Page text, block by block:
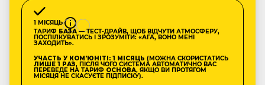
1 МІСЯЦЬ
ТАРИФ БАЗА— ТЕСТ-ДРАЙВ, ЩОБ ВІДЧУТИ АТМОСФЕРУ,
ПОСПІЛКУВАТИСЬ І ЗРОЗУМІТИ: «АГА, ВОНО МЕНІ
ЗАХОДИТЬ».
УЧАСТЬ У КОМʼЮНІТІ: 1 МІСЯЦЬ (МОЖНА СКОРИСТАТИСЬ
ЛИШЕ 1 РАЗ, ПІСЛЯ ЧОГО СИСТЕМА АВТОМАТИЧНО ВАС
ПЕРЕВЕДЕ НА ТАРИФ ОСНОВА, ЯКЩО ВИ ПРОТЯГОМ
МІСЯЦЯ НЕ СКАСУЄТЕ ПІДПИСКУ).